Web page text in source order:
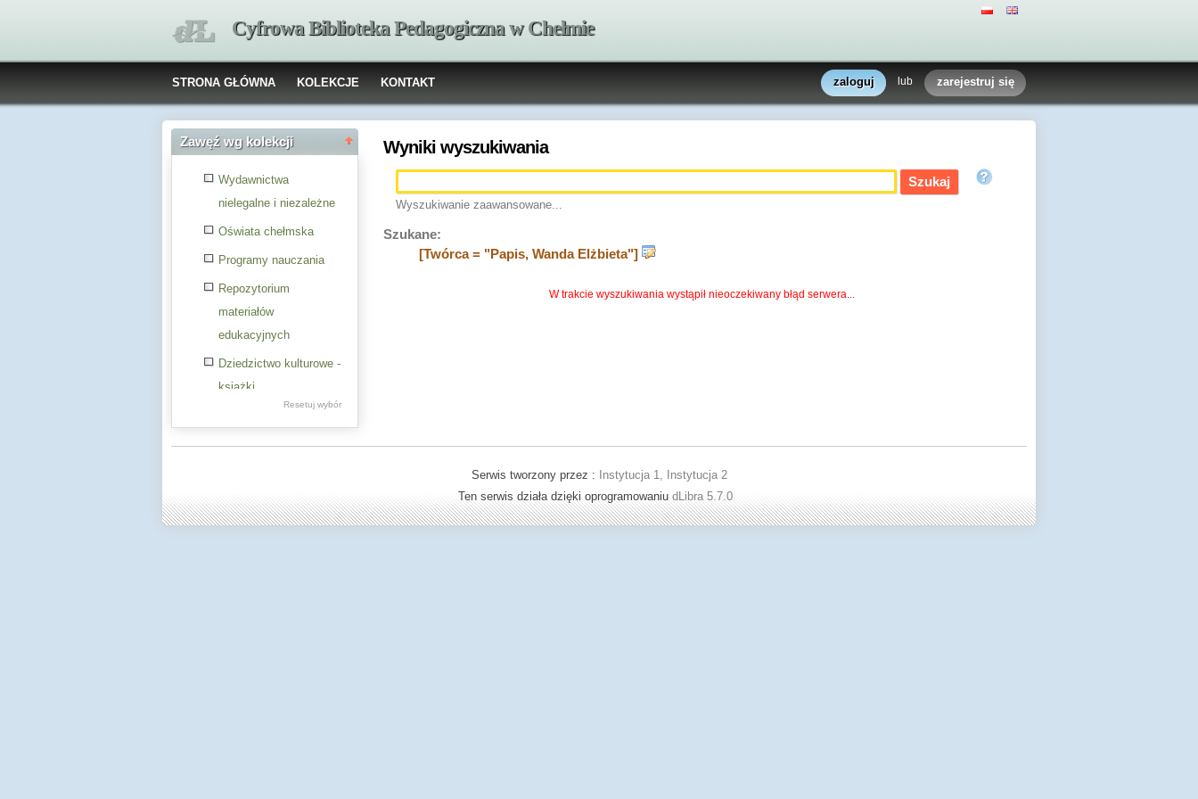
Cyfrowa Biblioteka Pedagogiczna w Chełmie
STRONA GŁÓWNA KOLEKCJE KONTAKT zaloguj lub zarejestruj się
Zawęź wg kolekcji
Wydawnictwa
nielegalne i niezależne
Oświata chełmska
Programy nauczania
Repozytorium
materiałów
edukacyjnych
Dziedzictwo kulturowe -
książki
Resetuj wybór
Wyniki wyszukiwania
Wyszukiwanie zaawansowane...
Szukane:
[Twórca = "Papis, Wanda Elżbieta"]
W trakcie wyszukiwania wystąpił nieoczekiwany błąd serwera...
Serwis tworzony przez :
Instytucja 1, Instytucja 2
Ten serwis działa dzięki oprogramowaniu dLibra 5.7.0